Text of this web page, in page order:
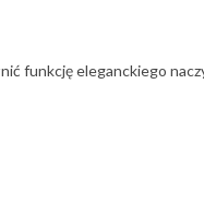
funkcję eleganckiego